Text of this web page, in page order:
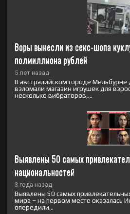
Воры вынесли из секс-шопа
полмиллиона рублей
5 лет назад
В австралийском городе
взломали магазин игрушек для
несколько вибраторов,...
Выявлены 50 самых
национальностей
3 года назад
Выявлены 50 самых
мира – на первом месте оказалась
опередили...